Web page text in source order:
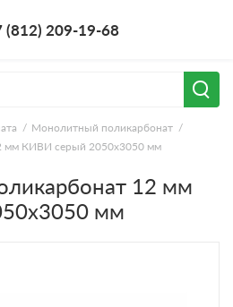
(812) 209-19-68
Монолитный поликарбонат
мм КИВИ серый 2050х3050 мм
12 мм
мм